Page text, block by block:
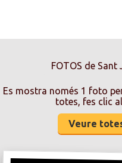
FOTOS de Sant
Es mostra només 1 foto
totes, fes clic
Veure